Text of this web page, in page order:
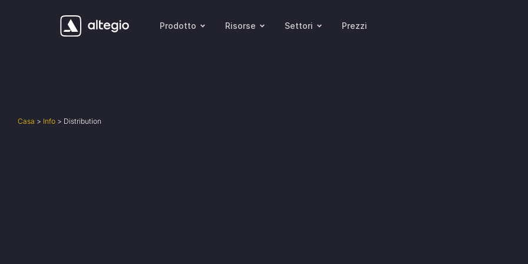
Prodotto Risorse Settori Prezzi
Casa > Info > Distribution